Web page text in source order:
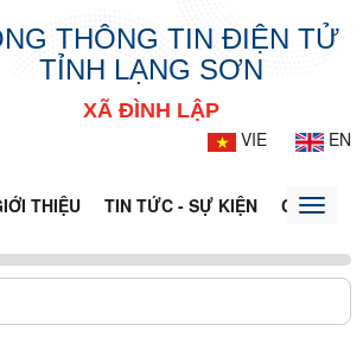
THÔNG TIN ĐIỆN TỬ
TỈNH LẠNG SƠN
XÃ ĐÌNH LẬP
VIE
EN
THIỆU TIN TỨC - SỰ KIỆN CỔNGToggle